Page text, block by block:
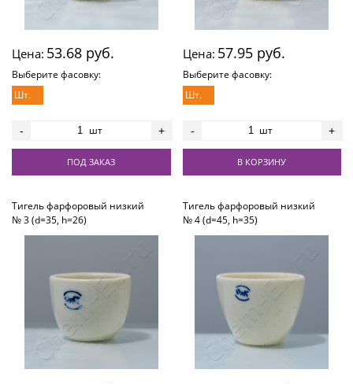
Цена: 53.68 руб.
Выберите фасовку:
Шт.
- шт +
ПОД ЗАКАЗ
Цена: 57.95 руб.
Выберите фасовку:
Шт.
- шт +
В КОРЗИНУ
Тигель фарфоровый низкий
№ 3 (d=35, h=26)
Тигель фарфоровый низкий
№ 4 (d=45, h=35)